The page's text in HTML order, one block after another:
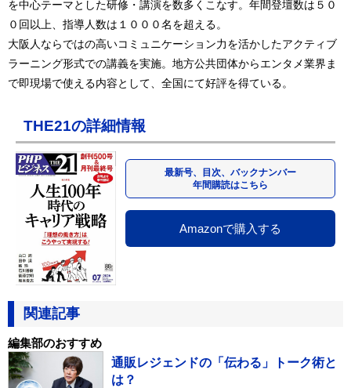
を中心テーマとした研修・講演を数多くこなす。年間登壇数は５０
０回以上、指導人数は１０００名を超える。
大阪人ならではの高いコミュニケーション力を活かしたアクティブ
ラーニング形式での講義を実施。地方公共団体からエンタメ業界ま
で即現場で使える内容として、全国にて好評を得ている。
THE21の詳細情報
最新号、目次、バックナンバー
年間購読はこちら
Amazonで購入する
関連記事
編集部のおすすめ
通販レジェンドの「伝わる」トーク術と
は？